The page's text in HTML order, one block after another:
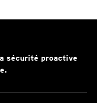
sécurité proactive